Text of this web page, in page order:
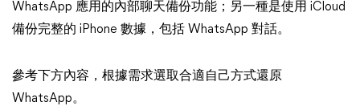
WhatsApp 應用的內部聊天備份功能；另一種是使用 iCloud
備份完整的 iPhone 數據，包括 WhatsApp 對話。
參考下方內容，根據需求選取合適自己方式還原
WhatsApp。